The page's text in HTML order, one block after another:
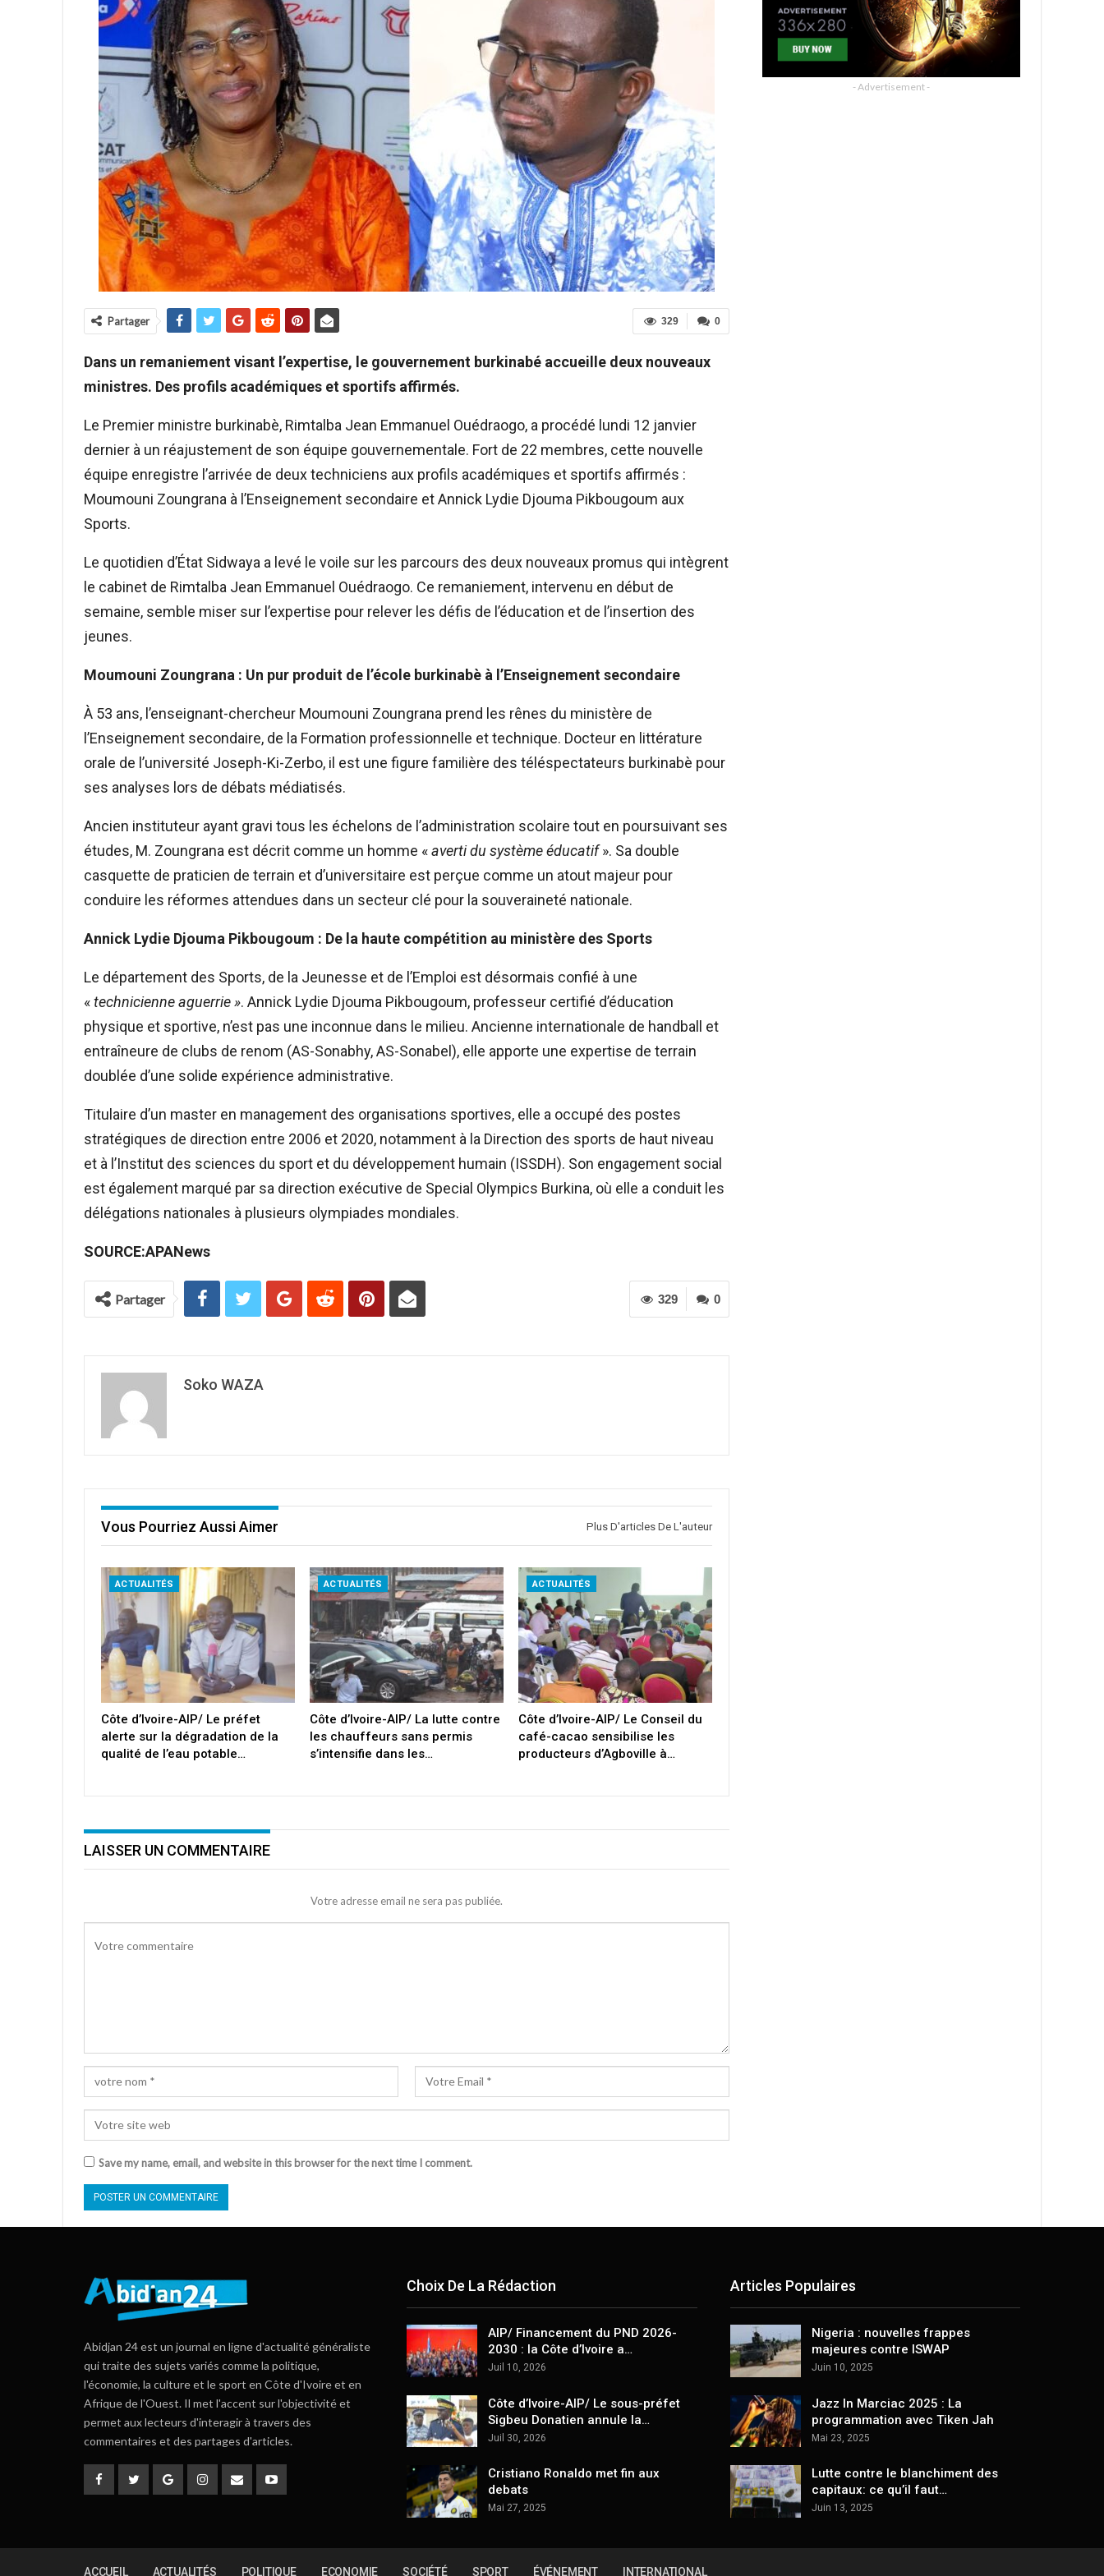
0
329
Partager
Dans un remaniement visant l’expertise, le gouvernement burkinabé accueille deux nouveaux
ministres. Des profils académiques et sportifs affirmés.
Le Premier ministre burkinabè, Rimtalba Jean Emmanuel Ouédraogo, a procédé lundi 12 janvier
dernier à un réajustement de son équipe gouvernementale. Fort de 22 membres, cette nouvelle
équipe enregistre l’arrivée de deux techniciens aux profils académiques et sportifs affirmés :
Moumouni Zoungrana à l’Enseignement secondaire et Annick Lydie Djouma Pikbougoum aux
Sports.
Le quotidien d’État Sidwaya a levé le voile sur les parcours des deux nouveaux promus qui intègrent
le cabinet de Rimtalba Jean Emmanuel Ouédraogo. Ce remaniement, intervenu en début de
semaine, semble miser sur l’expertise pour relever les défis de l’éducation et de l’insertion des
jeunes.
Moumouni Zoungrana : Un pur produit de l’école burkinabè à l’Enseignement secondaire
À 53 ans, l’enseignant-chercheur Moumouni Zoungrana prend les rênes du ministère de
l’Enseignement secondaire, de la Formation professionnelle et technique. Docteur en littérature
orale de l’université Joseph-Ki-Zerbo, il est une figure familière des téléspectateurs burkinabè pour
ses analyses lors de débats médiatisés.
Ancien instituteur ayant gravi tous les échelons de l’administration scolaire tout en poursuivant ses
études, M. Zoungrana est décrit comme un homme «averti du système éducatif». Sa double
casquette de praticien de terrain et d’universitaire est perçue comme un atout majeur pour
conduire les réformes attendues dans un secteur clé pour la souveraineté nationale.
Annick Lydie Djouma Pikbougoum : De la haute compétition au ministère des Sports
Le département des Sports, de la Jeunesse et de l’Emploi est désormais confié à une
«technicienne aguerrie ». Annick Lydie Djouma Pikbougoum, professeur certifié d’éducation
physique et sportive, n’est pas une inconnue dans le milieu. Ancienne internationale de handball et
entraîneure de clubs de renom (AS-Sonabhy, AS-Sonabel), elle apporte une expertise de terrain
doublée d’une solide expérience administrative.
Titulaire d’un master en management des organisations sportives, elle a occupé des postes
stratégiques de direction entre 2006 et 2020, notamment à la Direction des sports de haut niveau
et à l’Institut des sciences du sport et du développement humain (ISSDH). Son engagement social
est également marqué par sa direction exécutive de Special Olympics Burkina, où elle a conduit les
délégations nationales à plusieurs olympiades mondiales.
SOURCE:APANews
0
329
Partager
Soko WAZA
Vous Pourriez Aussi Aimer Plus D'articles De L'auteur
ACTUALITÉS
Côte d’Ivoire-AIP/ Le préfet
alerte sur la dégradation de la
qualité de l’eau potable…
ACTUALITÉS
Côte d’Ivoire-AIP/ La lutte contre
les chauffeurs sans permis
s’intensifie dans les…
ACTUALITÉS
Côte d’Ivoire-AIP/ Le Conseil du
café-cacao sensibilise les
producteurs d’Agboville à…
LAISSER UN COMMENTAIRE
Votre adresse email ne sera pas publiée.
Save my name, email, and website in this browser for the next time I comment.
- Advertisement -
Abidjan 24 est un journal en ligne d'actualité généraliste
qui traite des sujets variés comme la politique,
l'économie, la culture et le sport en Côte d'Ivoire et en
Afrique de l'Ouest. Il met l'accent sur l'objectivité et
permet aux lecteurs d'interagir à travers des
commentaires et des partages d'articles.
Choix De La Rédaction
AIP/ Financement du PND 2026-
2030 : la Côte d’Ivoire a…
Juil 10, 2026
Côte d’Ivoire-AIP/ Le sous-préfet
Sigbeu Donatien annule la…
Juil 30, 2026
Cristiano Ronaldo met fin aux
debats
Mai 27, 2025
Articles Populaires
Nigeria : nouvelles frappes
majeures contre ISWAP
Juin 10, 2025
Jazz In Marciac 2025 : La
programmation avec Tiken Jah
Mai 23, 2025
Lutte contre le blanchiment des
capitaux: ce qu’il faut…
Juin 13, 2025
ACCUEIL ACTUALITÉS POLITIQUE ECONOMIE SOCIÉTÉ SPORT ÉVÉNEMENT INTERNATIONAL